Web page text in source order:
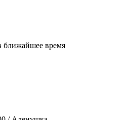
ближайшее время